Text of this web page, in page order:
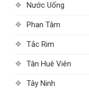
Nước Uống
Phan Tâm
Tắc Rim
Tân Huê Viên
Tây Ninh